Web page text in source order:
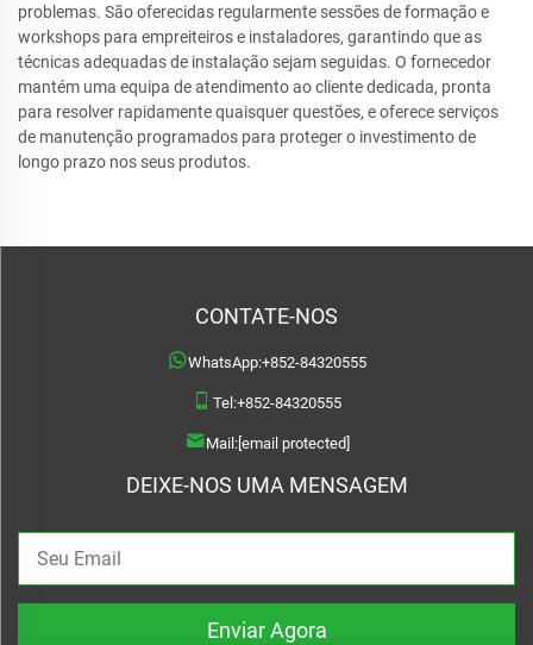
problemas. São oferecidas regularmente sessões de formação e
workshops para empreiteiros e instaladores, garantindo que as
técnicas adequadas de instalação sejam seguidas. O fornecedor
mantém uma equipa de atendimento ao cliente dedicada, pronta
para resolver rapidamente quaisquer questões, e oferece serviços
de manutenção programados para proteger o investimento de
longo prazo nos seus produtos.
CONTATE-NOS
WhatsApp:+852-84320555
Tel:+852-84320555
Mail:[email protected]
DEIXE-NOS UMA MENSAGEM
Enviar Agora